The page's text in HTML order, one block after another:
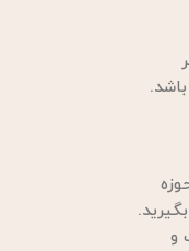
و